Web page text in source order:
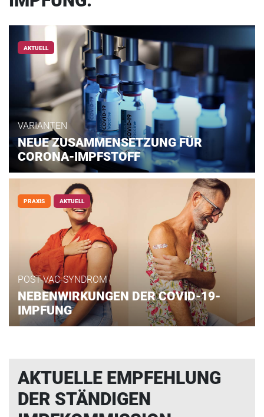
AKTUELL
VARIANTEN
NEUE ZUSAMMENSETZUNG FÜR
CORONA-IMPFSTOFF
PRAXIS AKTUELL
POST-VAC-SYNDROM
NEBENWIRKUNGEN DER COVID-19-
IMPFUNG
AKTUELLE EMPFEHLUNG
DER STÄNDIGEN